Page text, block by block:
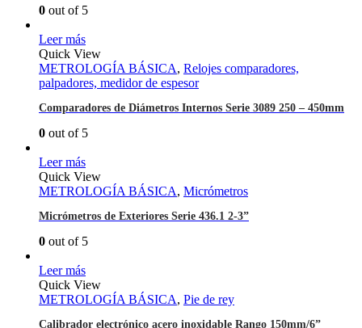
0 out of 5
Leer más
Quick View
METROLOGÍA BÁSICA, Relojes comparadores,
palpadores, medidor de espesor
Comparadores de Diámetros Internos Serie 3089 250 – 450mm
0 out of 5
Leer más
Quick View
METROLOGÍA BÁSICA, Micrómetros
Micrómetros de Exteriores Serie 436.1 2-3”
0 out of 5
Leer más
Quick View
METROLOGÍA BÁSICA, Pie de rey
Calibrador electrónico acero inoxidable Rango 150mm/6”